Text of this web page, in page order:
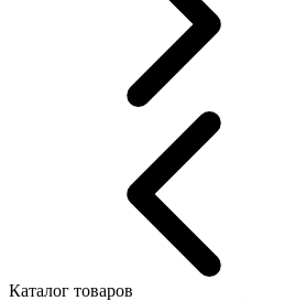
Каталог товаров